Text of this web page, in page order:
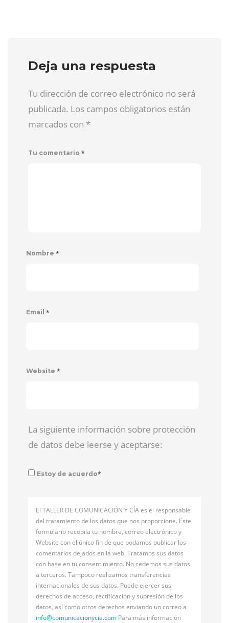
Deja una respuesta
Tu dirección de correo electrónico no será
publicada. Los campos obligatorios están
marcados con *
Tu comentario *
Nombre *
Email *
Website *
La siguiente información sobre protección
de datos debe leerse y aceptarse:
Estoy de acuerdo*
El TALLER DE COMUNICACIÓN Y CÍA es el responsable
del tratamiento de los datos que nos proporcione. Este
formulario recopila tu nombre, correo electrónico y
Website con el único fin de que podamos publicar los
comentarios dejados en la web. Tratamos sus datos
con base en tu consentimiento. No cedemos sus datos
a terceros. Tampoco realizamos transferencias
internacionales de sus datos. Puede ejercer sus
derechos de acceso, rectificación y supresión de los
datos, así como otros derechos enviando un correo a
info@comunicacionycia.com Para más información